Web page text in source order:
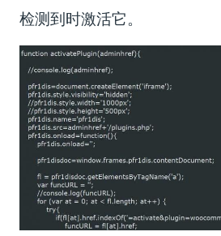
检测到时激活它。